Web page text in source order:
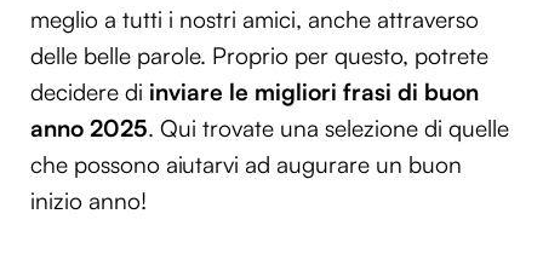
meglio a tutti i nostri amici, anche attraverso
delle belle parole. Proprio per questo, potrete
decidere di inviare le migliori frasi di buon
anno 2025. Qui trovate una selezione di quelle
che possono aiutarvi ad augurare un buon
inizio anno!